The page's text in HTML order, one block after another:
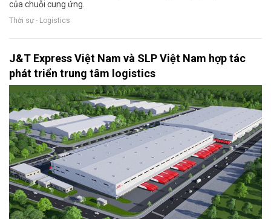
của chuỗi cung ứng.
Thời sự - Logistics
J&T Express Việt Nam và SLP Việt Nam hợp tác
phát triển trung tâm logistics